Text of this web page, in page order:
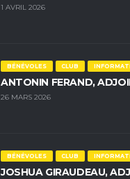
1 AVRIL 2026
BÉNÉVOLES CLUB
ANTONIN FERAND,
26 MARS 2026
BÉNÉVOLES CLUB
JOSHUA GIRAUDEAU,